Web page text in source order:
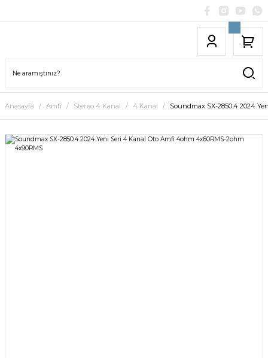
Anasayfa Amfi Stereo 4 Kanal 4 Kanal Soundmax SX-2850.4 2024